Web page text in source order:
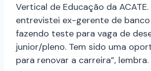
Vertical de Educação da ACATE.
entrevistei ex-gerente de
fazendo teste para vaga de
junior/pleno. Tem sido uma
para renovar a carreira”, lembra.